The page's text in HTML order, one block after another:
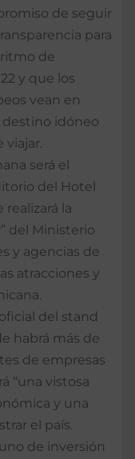
de seguir
para
de
y que los
vean en
idóneo
viajar.
será el
del Hotel
la
del Ministerio
y agencias de
atracciones y
del stand
habrá más de
de empresas
“una vistosa
y una
el país.
de inversión